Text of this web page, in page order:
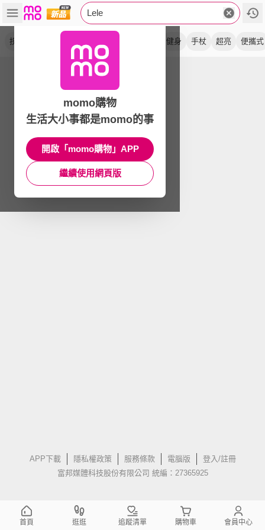
Lele
拐杖 健身 手杖 超亮 便攜式
APP下載 隱私權政策 服務條款 電腦版
登入/註冊
富邦媒體科技股份有限公司 統編：27365925
momo購物
生活大小事都是momo的事
開啟「momo購物」APP
繼續使用網頁版
首頁 逛逛 追蹤清單 購物車 會員中心